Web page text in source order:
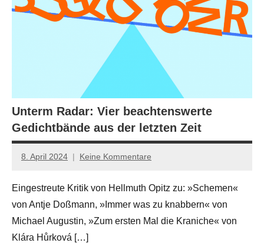
Unterm Radar: Vier beachtenswerte
Gedichtbände aus der letzten Zeit
8. April 2024
Jan-
Hornauer
für
dasgedichtblog
Keine Kommentare
Eingestreute Kritik von Hellmuth Opitz zu: »Schemen«
von Antje Doßmann, »Immer was zu knabbern« von
Michael Augustin, »Zum ersten Mal die Kraniche« von
Klára Hůrková […]